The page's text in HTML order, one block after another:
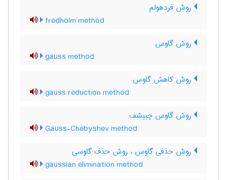
روش فردهولم
fredholm method
روش گاوس
gauss method
روش کاهش گاوس
gauss reduction method
روش گاوس چبیشف
Gauss-Chebyshev method
روش حذفی گاوس ، روش حذف گاوسی
gaussian elimination method